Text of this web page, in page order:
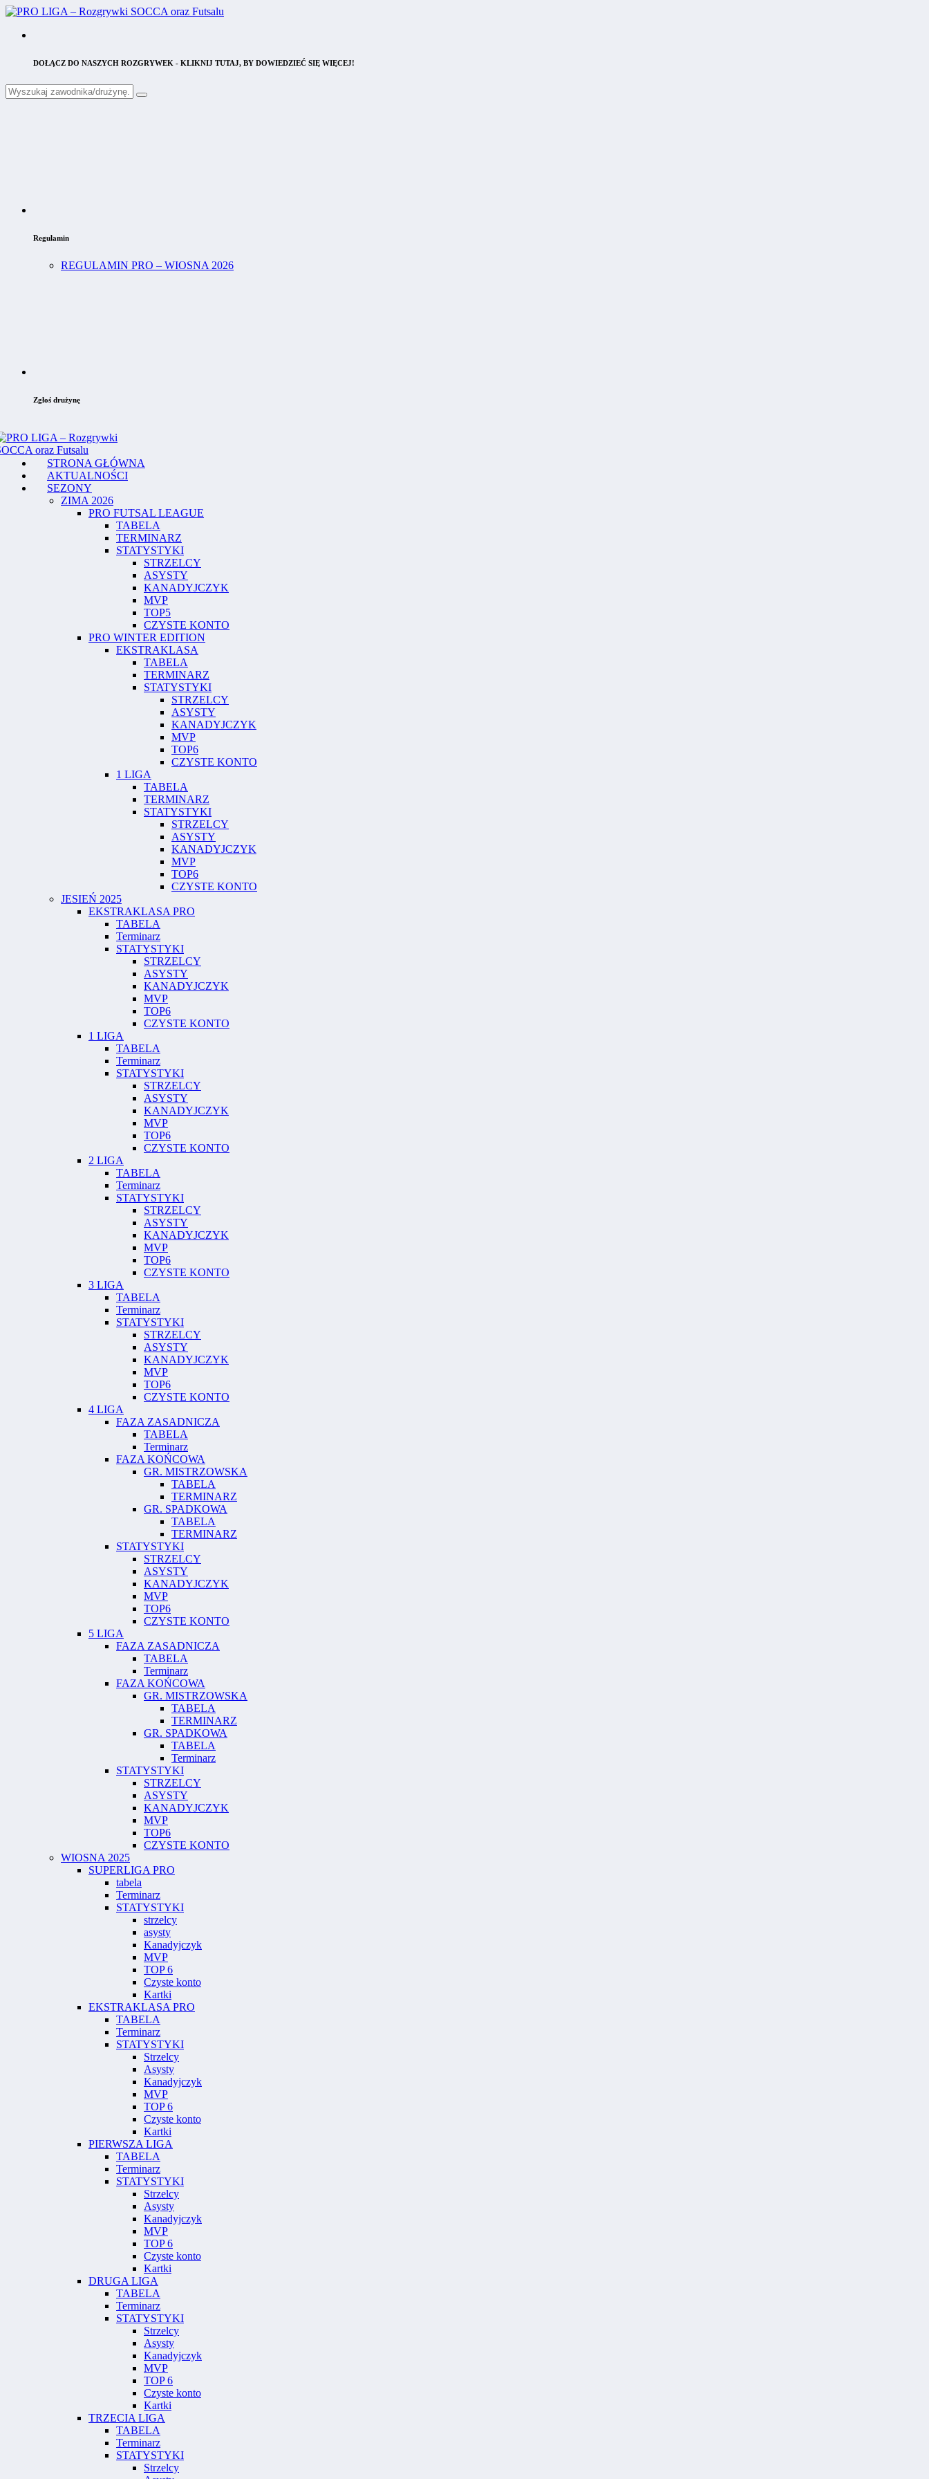
DOŁĄCZ DO NASZYCH ROZGRYWEK - KLIKNIJ TUTAJ, BY DOWIEDZIEĆ SIĘ WIĘCEJ!
Regulamin
REGULAMIN PRO – WIOSNA 2026
Zgłoś drużynę
STRONA GŁÓWNA
AKTUALNOŚCI
SEZONY
ZIMA 2026
PRO FUTSAL LEAGUE
TABELA
TERMINARZ
STATYSTYKI
STRZELCY
ASYSTY
KANADYJCZYK
MVP
TOP5
CZYSTE KONTO
PRO WINTER EDITION
EKSTRAKLASA
TABELA
TERMINARZ
STATYSTYKI
STRZELCY
ASYSTY
KANADYJCZYK
MVP
TOP6
CZYSTE KONTO
1 LIGA
TABELA
TERMINARZ
STATYSTYKI
STRZELCY
ASYSTY
KANADYJCZYK
MVP
TOP6
CZYSTE KONTO
JESIEŃ 2025
EKSTRAKLASA PRO
TABELA
Terminarz
STATYSTYKI
STRZELCY
ASYSTY
KANADYJCZYK
MVP
TOP6
CZYSTE KONTO
1 LIGA
TABELA
Terminarz
STATYSTYKI
STRZELCY
ASYSTY
KANADYJCZYK
MVP
TOP6
CZYSTE KONTO
2 LIGA
TABELA
Terminarz
STATYSTYKI
STRZELCY
ASYSTY
KANADYJCZYK
MVP
TOP6
CZYSTE KONTO
3 LIGA
TABELA
Terminarz
STATYSTYKI
STRZELCY
ASYSTY
KANADYJCZYK
MVP
TOP6
CZYSTE KONTO
4 LIGA
FAZA ZASADNICZA
TABELA
Terminarz
FAZA KOŃCOWA
GR. MISTRZOWSKA
TABELA
TERMINARZ
GR. SPADKOWA
TABELA
TERMINARZ
STATYSTYKI
STRZELCY
ASYSTY
KANADYJCZYK
MVP
TOP6
CZYSTE KONTO
5 LIGA
FAZA ZASADNICZA
TABELA
Terminarz
FAZA KOŃCOWA
GR. MISTRZOWSKA
TABELA
TERMINARZ
GR. SPADKOWA
TABELA
Terminarz
STATYSTYKI
STRZELCY
ASYSTY
KANADYJCZYK
MVP
TOP6
CZYSTE KONTO
WIOSNA 2025
SUPERLIGA PRO
tabela
Terminarz
STATYSTYKI
strzelcy
asysty
Kanadyjczyk
MVP
TOP 6
Czyste konto
Kartki
EKSTRAKLASA PRO
TABELA
Terminarz
STATYSTYKI
Strzelcy
Asysty
Kanadyjczyk
MVP
TOP 6
Czyste konto
Kartki
PIERWSZA LIGA
TABELA
Terminarz
STATYSTYKI
Strzelcy
Asysty
Kanadyjczyk
MVP
TOP 6
Czyste konto
Kartki
DRUGA LIGA
TABELA
Terminarz
STATYSTYKI
Strzelcy
Asysty
Kanadyjczyk
MVP
TOP 6
Czyste konto
Kartki
TRZECIA LIGA
TABELA
Terminarz
STATYSTYKI
Strzelcy